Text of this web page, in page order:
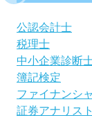
公認会計士
税理士
中小企業診断
簿記検定
ファイナンシ
証券アナリスト